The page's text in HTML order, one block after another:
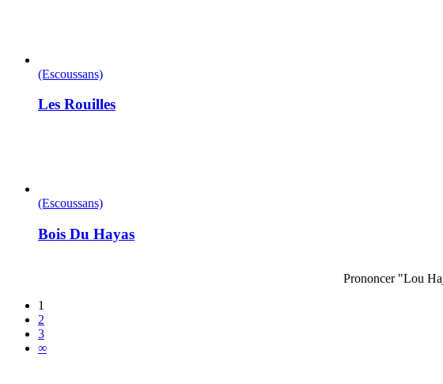
(Escoussans)
Les Rouilles
(Escoussans)
Bois Du Hayas
Prononcer "Lou
1
2
3
∞